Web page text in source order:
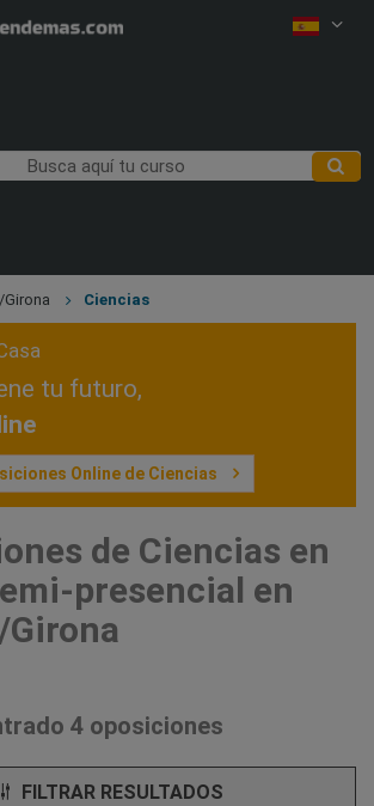
Girona Ciencias
tu futuro,
Online de Ciencias
de Ciencias en
presencial en
Girona
4 oposiciones
FILTRAR RESULTADOS